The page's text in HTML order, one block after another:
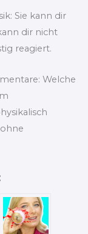
Sie kann dir
dir nicht
reagiert.
Welche